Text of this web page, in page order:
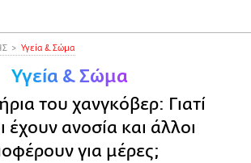
Υγεία & Σώμα
Υγεία & Σώμα
του χανγκόβερ: Γιατί
έχουν ανοσία και άλλοι
για μέρες;